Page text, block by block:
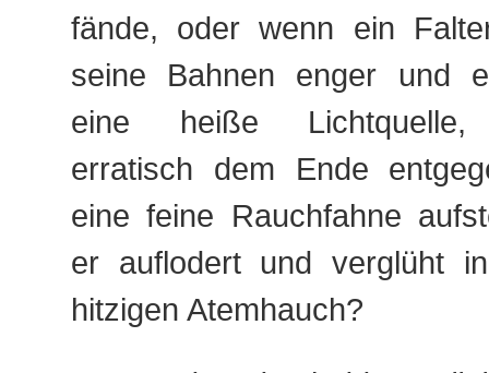
fände, oder wenn ein
seine Bahnen enger und
eine heiße Lichtquelle,
erratisch dem Ende
eine feine Rauchfahne
er auflodert und verglüht
hitzigen Atemhauch?